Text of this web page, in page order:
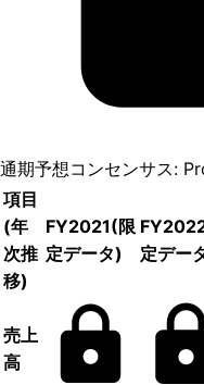
通期予想コンセンサス:
項目
(年
次推
移)
FY2021(限
定データ)
定デー
売上
高